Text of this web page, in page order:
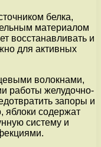
белка,
материалом
восстанавливать и
для активных
волокнами,
работы желудочно-
запоры и
яблоки содержат
систему и